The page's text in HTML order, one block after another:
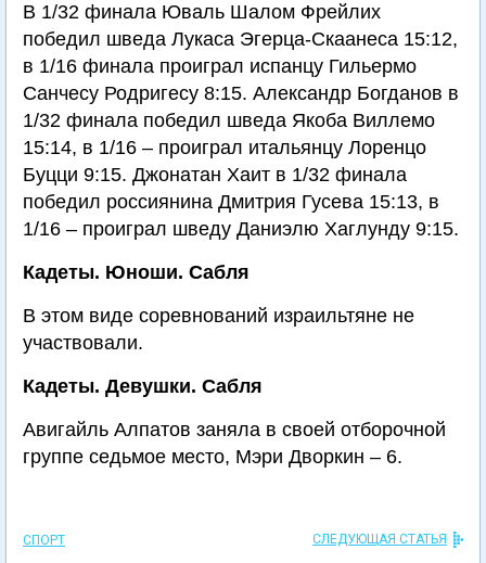
В 1/32 финала Юваль Шалом Фрейлих
победил шведа Лукаса Эгерца-Скаанеса 15:12,
в 1/16 финала проиграл испанцу Гильермо
Санчесу Родригесу 8:15. Александр Богданов в
1/32 финала победил шведа Якоба Виллемо
15:14, в 1/16 – проиграл итальянцу Лоренцо
Буцци 9:15. Джонатан Хаит в 1/32 финала
победил россиянина Дмитрия Гусева 15:13, в
1/16 – проиграл шведу Даниэлю Хаглунду 9:15.
Кадеты. Юноши. Сабля
В этом виде соревнований израильтяне не
участвовали.
Кадеты. Девушки. Сабля
Авигайль Алпатов заняла в своей отборочной
группе седьмое место, Мэри Дворкин – 6.
СПОРТ СЛЕДУЮЩАЯ СТАТЬЯ